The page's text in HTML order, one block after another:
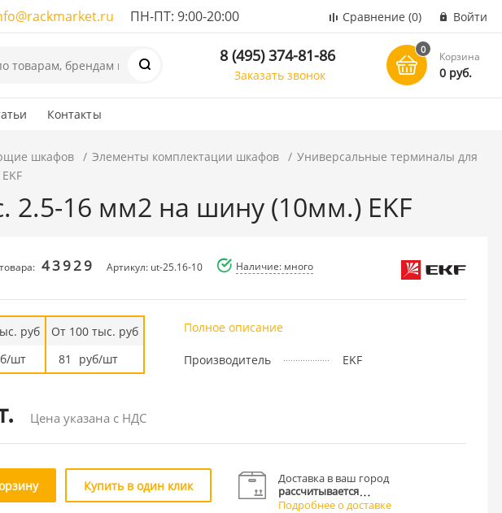
ПН-ПТ: 9:00-20:00 Сравнение (0) Войти
8 (495) 374-81-86
Заказать звонок
0
Корзина
0 руб.
Контакты
шкафов Элементы комплектации шкафов
Универсальные терминалы для
2.5-16 мм2 на шину (10мм.) EKF
43929 Артикул: ut-25.16-10 Наличие: много
руб
шт
От 100 тыс. руб
81
руб/шт
Цена указана с НДС
Полное описание
Производитель EKF
Купить в один клик
Доставка в ваш город
рассчитывается
Подробнее о доставке